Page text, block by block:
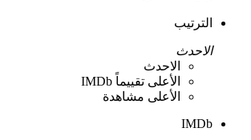
الترتيب
الاحدث
الاحدث
الأعلى تقييماً IMDb
الأعلى مشاهدة
IMDb